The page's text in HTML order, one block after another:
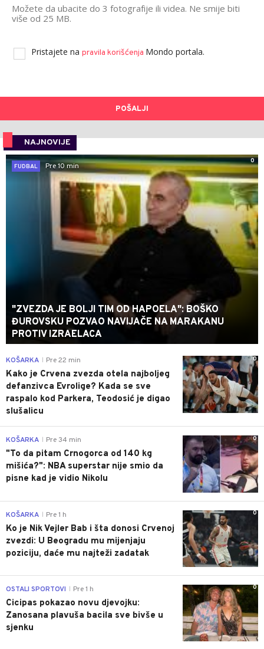
Možete da ubacite do 3 fotografije ili videa. Ne smije biti
više od 25 MB.
Pristajete na pravila korišćenja Mondo portala.
POŠALJI
NAJNOVIJE
0
FUDBAL
Pre 10 min
"ZVEZDA JE BOLJI TIM OD HAPOELA": BOŠKO
ĐUROVSKU POZVAO NAVIJAČE NA MARAKANU
PROTIV IZRAELACA
0
KOŠARKA Pre 22 min
Kako je Crvena zvezda otela najboljeg
defanzivca Evrolige? Kada se sve
raspalo kod Parkera, Teodosić je digao
slušalicu
0
KOŠARKA Pre 34 min
"To da pitam Crnogorca od 140 kg
mišića?": NBA superstar nije smio da
pisne kad je vidio Nikolu
0
KOŠARKA Pre 1 h
Ko je Nik Vejler Bab i šta donosi Crvenoj
zvezdi: U Beogradu mu mijenjaju
poziciju, daće mu najteži zadatak
0
OSTALI SPORTOVI Pre 1 h
Cicipas pokazao novu djevojku:
Zanosana plavuša bacila sve bivše u
sjenku